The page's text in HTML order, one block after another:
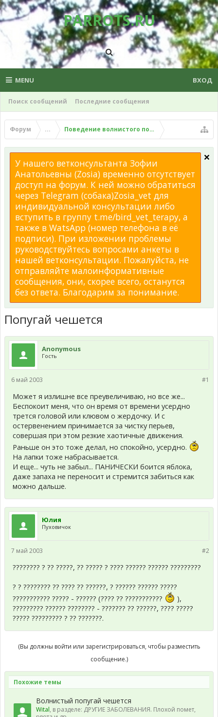
PARROTS.RU
MENU
Поиск сообщений Последние сообщения
ВХОД
Форум ... Поведение волнистого попугая
У нашего ветконсультанта Зофии
Анатольевны (Zosia) временно отсутствует
доступ на форум. К ней можно обратиться
через Telegram (собака)Zosia_vet для
индивидуальной консультации либо
вступить в группу t.me/bird_vet_terapy, а
также в WatsApp (номер телефона в её
подписи). При изложении проблемы
руководствуйтесь вопросами анкеты в
нашей ветконсультации. Пожалуйста, не
отправляйте малоинформативные
сообщения, они, скорее всего, останутся
без ответа. Благодарим за понимание.
Попугай чешется
Anonymous
Гость
#1
6 май 2003
Может я излишне все преувеличиваю, но все же...
Беспокоит меня, что он время от времени усердно
трется головой или клювом о жердочку. И с
остервенением принимается за чистку перьев,
совершая при этом резкие хаотичные движения.
Раньше он это тоже делал, но спокойно, усердно.
На лапки тоже набрасывается.
И еще... чуть не забыл... ПАНИЧЕСКИ боится яблока,
даже запаха не переносит и стремится забиться как
можно дальше.
Юлия
Пуховичок
#2
7 май 2003
???????? ? ?? ?????, ?? ????? ? ???? ?????? ?????? ?????????
? ? ???????? ?? ???? ?? ??????, ? ?????? ?????? ?????
??????????? ????? - ?????? (???? ?? ???????????
),
????????? ?????? ???????? - ??????? ?? ??????, ???? ?????
????? ????????? ? ?? ???????.
(Вы должны войти или зарегистрироваться, чтобы разместить
сообщение.)
Похожие темы
Волнистый попугай чешется
Wital, в разделе: ДРУГИЕ ЗАБОЛЕВАНИЯ. Плохой помет,